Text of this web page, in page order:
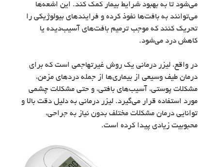
می‌شود تا به بهبود شرایط بیمار کمک کند. این اشعه‌ها
می‌توانند به بافت‌ها نفوذ کرده و فرایندهای بیولوژیکی را
تحریک کنند که موجب ترمیم بافت‌های آسیب‌دیده یا
کاهش درد می‌شود.
در واقع، لیزر درمانی یک روش غیرتهاجمی است که برای
درمان طیف وسیعی از بیماری‌ها از جمله دردهای مزمن،
مشکلات پوستی، آسیب‌های بافتی، و حتی مشکلات چشمی
مورد استفاده قرار می‌گیرد. لیزر درمانی به دلیل دقت بالا و
توانایی درمان مشکلات مختلف بدون نیاز به جراحی،
محبوبیت زیادی پیدا کرده است.